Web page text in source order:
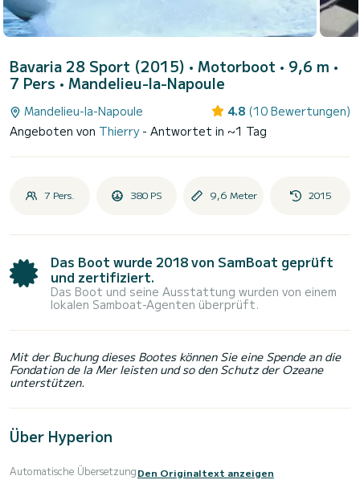
Bavaria 28 Sport (2015) • Motorboot • 9,6 m •
7 Pers • Mandelieu-la-Napoule
Mandelieu-la-Napoule 4.8 (10 Bewertungen)
Angeboten von Thierry - Antwortet in ~1 Tag
7 Pers. 380 PS 9,6 Meter 2015
Das Boot wurde 2018 von SamBoat geprüft
und zertifiziert.
Das Boot und seine Ausstattung wurden von einem
lokalen Samboat-Agenten überprüft.
Mit der Buchung dieses Bootes können Sie eine Spende an die
Fondation de la Mer leisten und so den Schutz der Ozeane
unterstützen.
Über Hyperion
Automatische ÜbersetzungDen Originaltext anzeigen